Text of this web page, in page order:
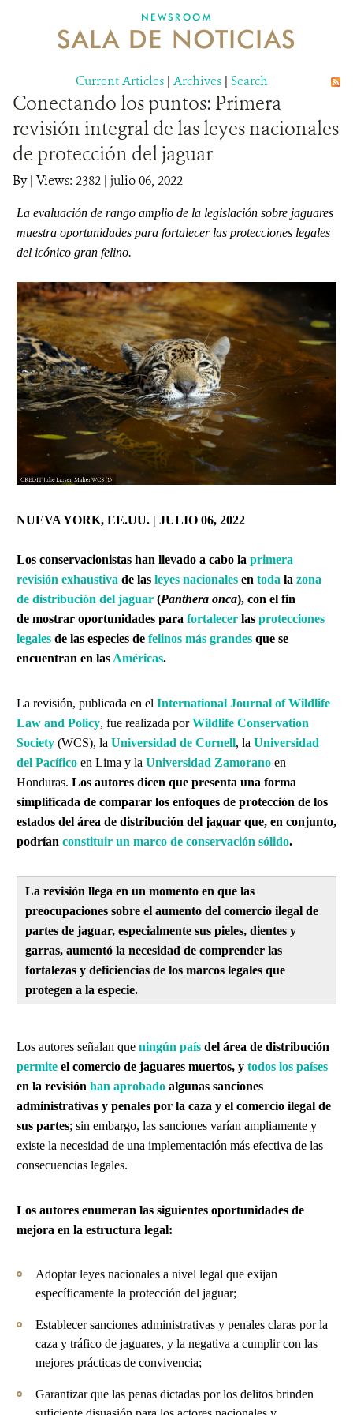
MECANISMO DE ATENCIÓN DE QUEJAS Y RECLAMOS
DONA
NEWSROOM
SALA DE NOTICIAS
Current Articles | Archives | Search
Conectando los puntos: Primera
revisión integral de las leyes nacionales
de protección del jaguar
By| Views: 2382 | julio 06, 2022
La evaluación de rango amplio de la legislación sobre jaguares
muestra oportunidades para fortalecer las protecciones legales
del icónico gran felino.
NUEVA YORK, EE.UU. | JULIO 06, 2022
Los conservacionistas han llevado a cabo la primera
revisión exhaustiva de las leyes nacionales en toda la zona
de distribución del jaguar (Panthera onca), con el fin
de mostrar oportunidades para fortalecer las protecciones
legales de las especies de felinos más grandes que se
encuentran en las Américas.
La revisión, publicada en el International Journal of Wildlife
Law and Policy, fue realizada porWildlife Conservation
Society (WCS), la Universidad de Cornell, la Universidad
del Pacífico en Lima y la Universidad Zamorano en
Honduras. Los autores dicen que presenta una forma
simplificada de comparar los enfoques de protección de los
estados del área de distribución del jaguar que, en conjunto,
podrían constituir un marco de conservación sólido.
La revisión llega en un momento en que las
preocupaciones sobre el aumento del comercio ilegal de
partes de jaguar, especialmente sus pieles, dientes y
garras, aumentó la necesidad de comprender las
fortalezas y deficiencias de los marcos legales que
protegen a la especie.
Los autores señalan que ningún país del área de distribución
permite el comercio de jaguares muertos, y todos los países
en la revisión han aprobado algunas sanciones
administrativas y penales por la caza y el comercio ilegal de
sus partes; sin embargo, las sanciones varían ampliamente y
existe la necesidad de una implementación más efectiva de las
consecuencias legales.
Los autores enumeran las siguientes oportunidades de
mejora en la estructura legal:
Adoptar leyes nacionales a nivel legal que exijan
específicamente la protección del jaguar;
Establecer sanciones administrativas y penales claras por la
caza y tráfico de jaguares, y la negativa a cumplir con las
mejores prácticas de convivencia;
Garantizar que las penas dictadas por los delitos brinden